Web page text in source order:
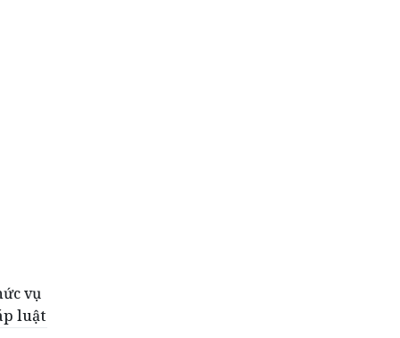
vụ
luật